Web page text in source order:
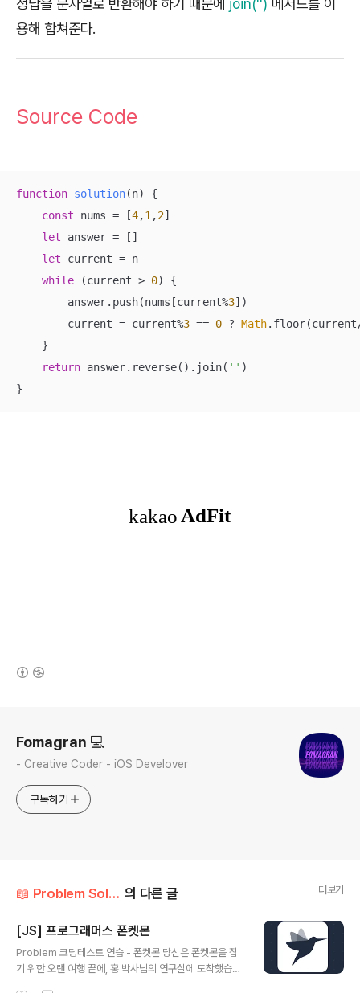
용해 합쳐준다.
Source Code
function solution(n) {
const nums = [4,1 ,2]
let answer = []
let current = n
while (current > 0) {
        answer.push(nums[current%
3])
        current = current%
3 == 0 ? Math
    }
return answer.reverse().join( '' )
}
Fomagran 💻
- Creative Coder - iOS Develover
구독하기
📖 Problem Solution/Programmers 의 다른 글 더보기
[JS] 프로그래머스 폰켓몬
Problem 코딩테스트 연습 - 폰켓몬 당신은 폰켓몬을 잡
기 위한 오랜 여행 끝에, 홍 박사님의 연구실에 도착했습니